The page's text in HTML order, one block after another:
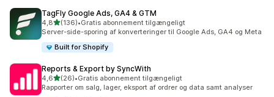
TagFly Google Ads, GA4 & GTM
4,8ud af 5 stjerner
(136)
136 anmeldelser i alt
•Gratis abonnement tilgængeligt
Server-side-sporing af konverteringer til Google Ads, GA4 og Meta
Built for Shopify
Reports & Export by SyncWith
4,6ud af 5 stjerner
(26)
26 anmeldelser i alt
•Gratis abonnement tilgængeligt
Rapporter om salg, lager, eksport af ordrer og data samt analyser